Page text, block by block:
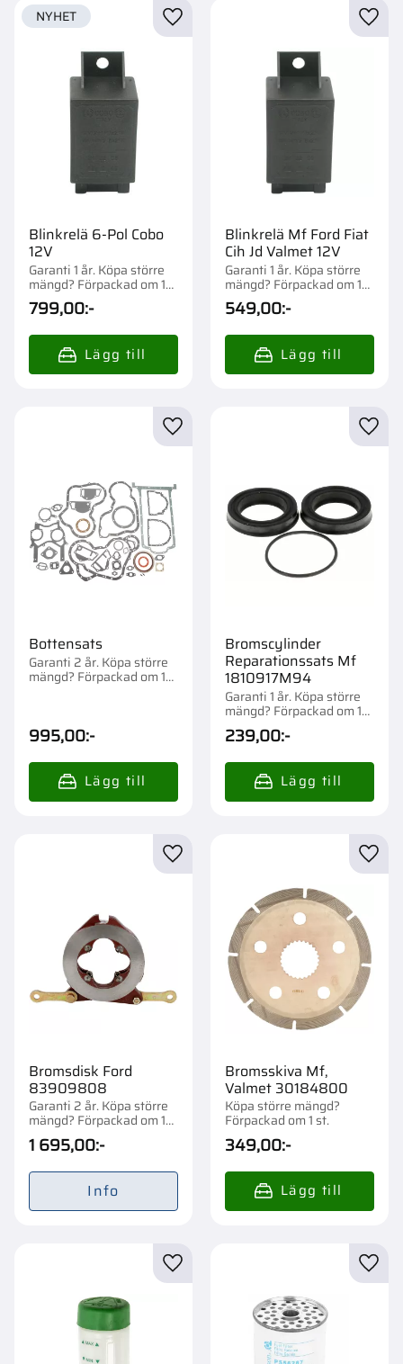
Blinkrelä 6-Pol Cobo
12V
Garanti 1 år. Köpa större
mängd? Förpackad om 1
st.
799,00:-
NYHET Lägg till i favoriter
Blinkrelä Mf Ford Fiat
Cih Jd Valmet 12V
Garanti 1 år. Köpa större
mängd? Förpackad om 1
st.
549,00:-
Bottensats
Garanti 2 år. Köpa större
mängd? Förpackad om 1
995,00:-
Lägg till i favoriter
Bromscylinder
Reparationssats Mf
1810917M94
Garanti 1 år. Köpa större
mängd? Förpackad om 1
st.
239,00:-
Bromsdisk Ford
83909808
Garanti 2 år. Köpa större
mängd? Förpackad om 1
st.
1 695,00:-
Lägg till i favoriter
Info
Bromsskiva Mf,
Valmet 30184800
Köpa större mängd?
Förpackad om 1 st.
349,00:-
Lägg till i favoriter